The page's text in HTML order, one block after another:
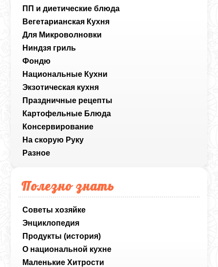
ПП и диетические блюда
Вегетарианская Кухня
Для Микроволновки
Ниндзя гриль
Фондю
Национальные Кухни
Экзотическая кухня
Праздничные рецепты
Картофельные Блюда
Консервирование
На скорую Руку
Разное
Полезно знать
Советы хозяйке
Энциклопедия
Продукты (история)
О национальной кухне
Маленькие Хитрости